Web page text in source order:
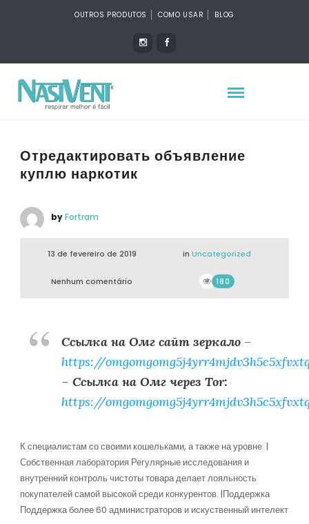
OUTROS PRODUTOS COMO USAR BLOG
Отредактировать объявление
куплю наркотик
byFortram
13 de fevereiro de 2019 in Uncategorized
Nenhum comentário 180
Ссылка на Омг сайт зеркало–
https://
– Ссылка на Омг через Tor:
https://
К специалистам со своими кошельками, а также на уровне. |
Собственная лаборатория Регулярные исследования и
внутренний контроль чистоты товара делает лояльность
покупателей самой высокой среди конкурентов. |Поддержка
Поддержка более 60 администраторов и искуственный интелект